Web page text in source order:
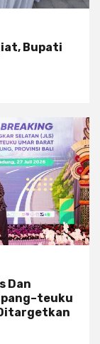
Bupati
Dan